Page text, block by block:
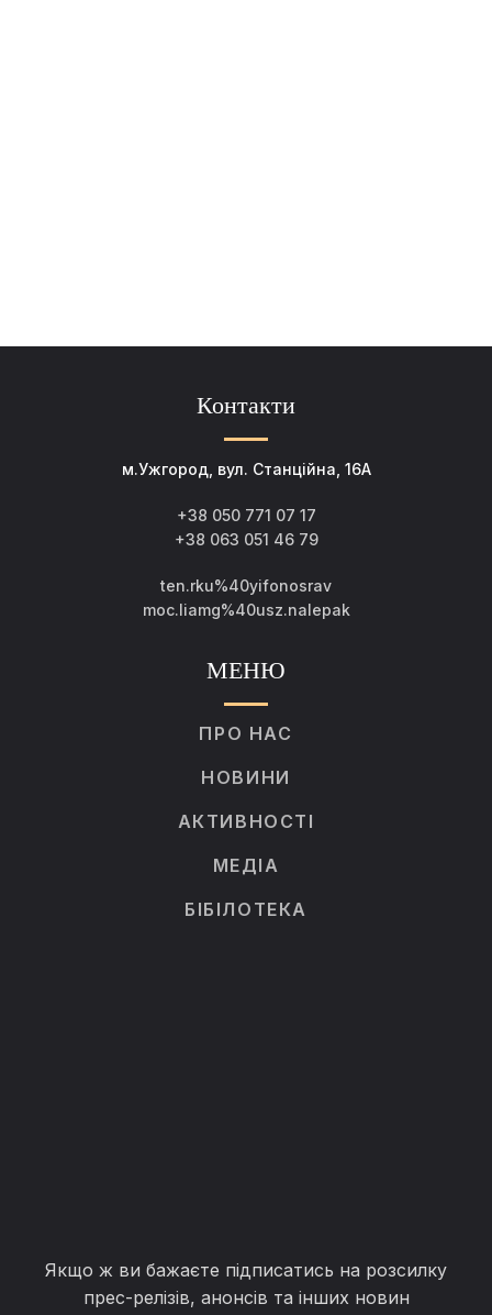
Контакти
м.Ужгород, вул. Станційна, 16А
+38 050 771 07 17
+38 063 051 46 79
ten.rku%40yifonosrav
moc.liamg%40usz.nalepak
МЕНЮ
ПРО НАС
НОВИНИ
АКТИВНОСТІ
МЕДІА
БІБІЛОТЕКА
Якщо ж ви бажаєте підписатись на розсилку
прес-релізів, анонсів та інших новин